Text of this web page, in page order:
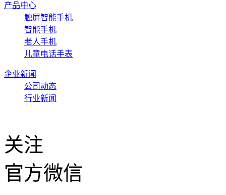
产品中心
触屏智能手机
智能手机
老人手机
儿童电话手表
企业新闻
公司动态
行业新闻
关注
官方微信